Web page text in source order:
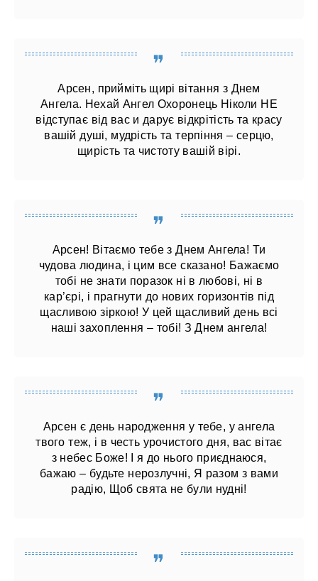
Арсен, прийміть щирі вітання з Днем
Ангела. Нехай Ангел Охоронець Ніколи НЕ
відступає від вас и дарує відкрітість та красу
вашій душі, мудрість та терпіння – серцю,
щирість та чистоту вашій вірі.
Арсен! Вітаємо тебе з Днем Ангела! Ти
чудова людина, і цим все сказано! Бажаємо
тобі не знати поразок ні в любові, ні в
кар’єрі, і прагнути до нових горизонтів під
щасливою зіркою! У цей щасливий день всі
наші захоплення – тобі! З Днем ангела!
Арсен є день народження у тебе, у ангела
твого теж, і в честь урочистого дня, вас вітає
з небес Боже! І я до нього приєднаюся,
бажаю – будьте нерозлучні, Я разом з вами
радію, Щоб свята не були нудні!